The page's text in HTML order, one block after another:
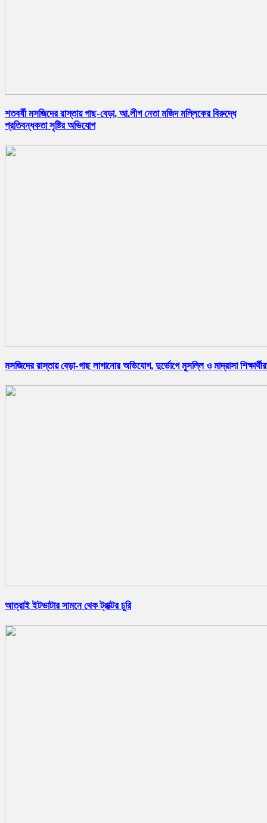
শতবর্ষী মসজিদের রাস্তায় গাছ-বেড়া, আ.লীগ নেতা মজিদ মল্লিকের বিরুদ্ধে
প্রতিবন্ধকতা সৃষ্টির অভিযোগ
মসজিদের রাস্তায় বেড়া-গাছ লাগানোর অভিযোগ, দুর্ভোগে মুসল্লি ও মাদ্রাসা
আত্রাই ইটভাটার সামনে থেক ট্রাক্টর চুরি